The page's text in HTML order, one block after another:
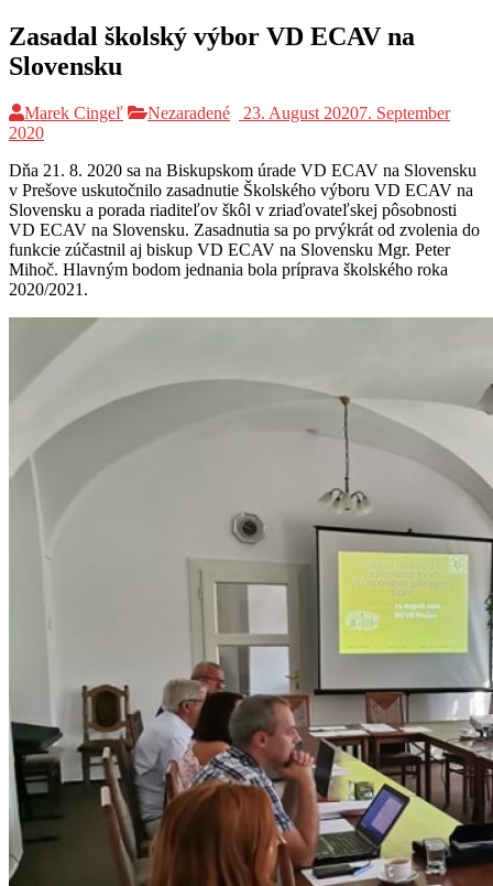
Zasadal školský výbor VD ECAV na
Slovensku
Marek Cingeľ Nezaradené 23. August 20207. September
2020
Dňa 21. 8. 2020 sa na Biskupskom úrade VD ECAV na Slovensku
v Prešove uskutočnilo zasadnutie Školského výboru VD ECAV na
Slovensku a porada riaditeľov škôl v zriaďovateľskej pôsobnosti
VD ECAV na Slovensku. Zasadnutia sa po prvýkrát od zvolenia do
funkcie zúčastnil aj biskup VD ECAV na Slovensku Mgr. Peter
Mihoč. Hlavným bodom jednania bola príprava školského roka
2020/2021.